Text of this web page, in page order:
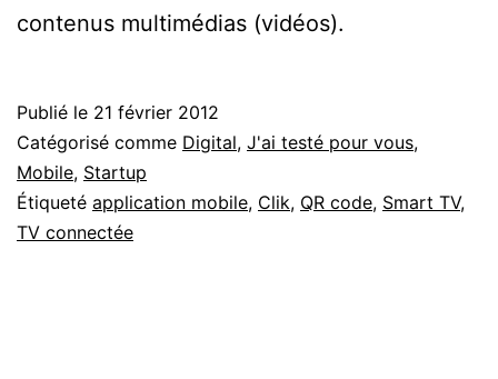
contenus multimédias (vidéos).
Publié le 21 février 2012
Catégorisé comme Digital, J'ai testé pour vous,
Mobile, Startup
Étiqueté application mobile, Clik, QR code, Smart TV,
TV connectée